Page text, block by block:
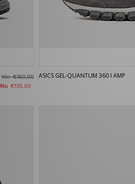
Was€160,00
Nu €135,00
ASICS GEL-QUANTUM 360 I AMP